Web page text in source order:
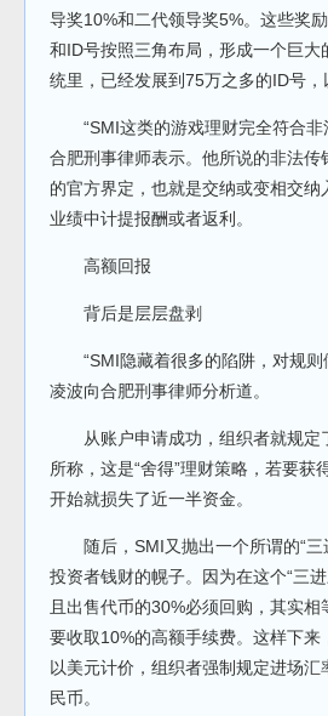
导奖10%和二代领导奖5%。这些奖
和ID号按照三角布局，形成一个巨
统里，已经发展到75万之多的ID号
“SMI这类的游戏理财完全符合非
合肥刑事律师表示。他所说的非法
的官方界定，也就是交纳或变相交
业绩中计提报酬或者返利。
高额回报
背后是层层盘剥
“SMI隐藏着很多的陷阱，对规则
凌波向合肥刑事律师分析道。
从账户申请成功，组织者就规定
所称，这是“舍得”理财策略，若要
开始就损失了近一半资金。
随后，SMI又抛出一个所谓的“三
投资者钱财的幌子。因为在这个“三
且出售代币的30%必须回购，其实
要收取10%的高额手续费。这样下
以美元计价，组织者强制规定进场
民币。